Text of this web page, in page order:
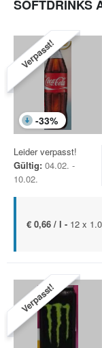
SOFTDRINKS
Verpasst!
-33%
Leider verpasst!
Gültig: 04.02. -
10.02.
€ 0,66 / l - 12 x
Verpasst!